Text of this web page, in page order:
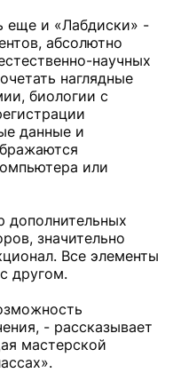
еще и «Лабдиски» -
абсолютно
научных
наглядные
биологии с
данные и
или
дополнительных
значительно
Все элементы
другом.
- рассказывает
мастерской